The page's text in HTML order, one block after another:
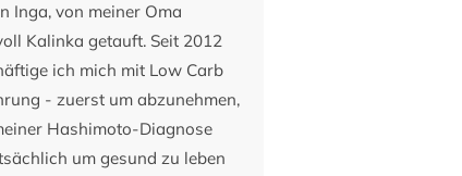
Inga, von meiner Oma
Kalinka getauft. Seit 2012
ich mich mit Low Carb
- zuerst um abzunehmen,
Hashimoto-Diagnose
um gesund zu leben